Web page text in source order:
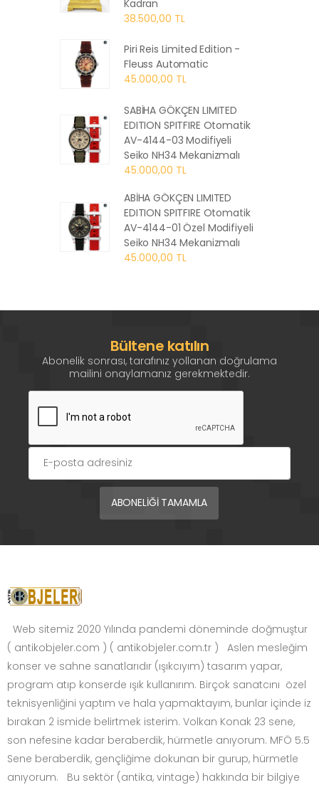
Kadran
38.500,00 TL
Piri Reis Limited Edition -
Fleuss Automatic
45.000,00 TL
SABİHA GÖKÇEN LIMITED
EDITION SPITFIRE Otomatik
AV-4144-03 Modifiyeli
Seiko NH34 Mekanizmalı
45.000,00 TL
ABİHA GÖKÇEN LIMITED
EDITION SPITFIRE Otomatik
AV-4144-01 Özel Modifiyeli
Seiko NH34 Mekanizmalı
45.000,00 TL
Bültene katılın
Abonelik sonrası, tarafınız yollanan doğrulama
mailini onaylamanız gerekmektedir.
Web sitemiz 2020 Yılında pandemi döneminde doğmuştur
( antikobjeler.com ) ( antikobjeler.com.tr ) Aslen mesleğim
konser ve sahne sanatlarıdır (ışıkcıyım) tasarım yapar,
program atıp konserde ışık kullanırım. Birçok sanatcını özel
teknisyenliğini yaptım ve hala yapmaktayım, bunlar içinde iz
bırakan 2 ismide belirtmek isterim. Volkan Konak 23 sene,
son nefesine kadar beraberdik, hürmetle anıyorum. MFÖ 5.5
Sene beraberdik, gençliğime dokunan bir gurup, hürmetle
anıyorum. Bu sektör (antika, vintage) hakkında bir bilgiye